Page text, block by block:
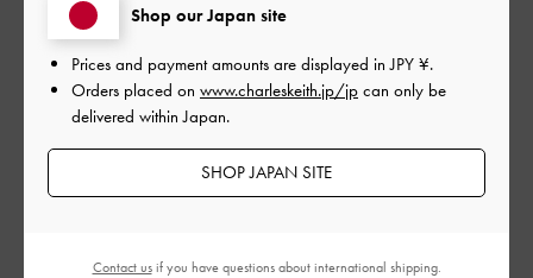
もっと見る
フィルター
並べ替え: 最新
Shop our Japan site
Prices and payment amounts are displayed inJPY ¥.
Orders placed on www.charleskeith.jp/jp can only be
delivered within Japan.
SHOP JAPAN SITE
Contact usif you have questions about international shipping.